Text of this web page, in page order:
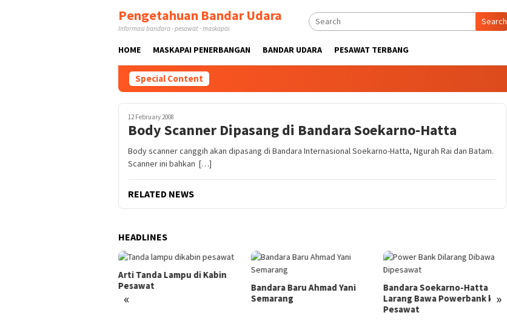
Pengetahuan Bandar Udara
Informasi bandara - pesawat - maskapai
Search
HOME MASKAPAI PENERBANGAN BANDAR UDARA PESAWAT TERBANG
Special Content
12 February 2008
Body Scanner Dipasang di Bandara Soekarno-Hatta
Body scanner canggih akan dipasang di Bandara Internasional Soekarno-Hatta, Ngurah Rai dan Batam.
Scanner ini bahkan […]
RELATED NEWS
HEADLINES
« »
Arti Tanda Lampu di Kabin
Pesawat
Bandara Baru Ahmad Yani
Semarang
Bandara Soekarno-Hatta
Larang Bawa Powerbank ke
Pesawat